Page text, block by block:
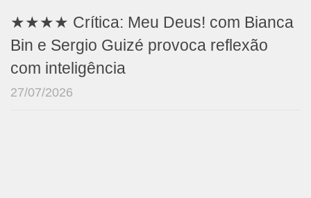
★★★★ Crítica: Meu Deus! com Bianca
Bin e Sergio Guizé provoca reflexão
com inteligência
27/07/2026